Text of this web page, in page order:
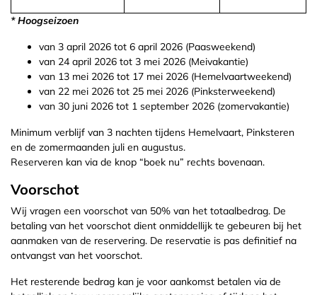
* Hoogseizoen
van 3 april 2026 tot 6 april 2026 (Paasweekend)
van 24 april 2026 tot 3 mei 2026 (Meivakantie)
van 13 mei 2026 tot 17 mei 2026 (Hemelvaartweekend)
van 22 mei 2026 tot 25 mei 2026 (Pinksterweekend)
van 30 juni 2026 tot 1 september 2026 (zomervakantie)
Minimum verblijf van 3 nachten tijdens Hemelvaart, Pinksteren
en de zomermaanden juli en augustus.
Reserveren kan via de knop “boek nu” rechts bovenaan.
Voorschot
Wij vragen een voorschot van 50% van het totaalbedrag. De
betaling van het voorschot dient onmiddellijk te gebeuren bij het
aanmaken van de reservering. De reservatie is pas definitief na
ontvangst van het voorschot.
Het resterende bedrag kan je voor aankomst betalen via de